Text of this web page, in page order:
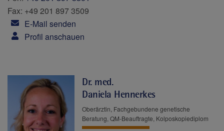
Fax: +49 201 897 3509
E-Mail senden
Profil anschauen
Dr. med.
Daniela Hennerkes
Oberärztin, Fachgebundene genetische
Beratung, QM-Beauftragte, Kolposkopiediplom